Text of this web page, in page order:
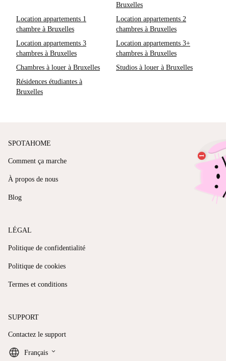
Bruxelles
Location appartements 1
chambre à Bruxelles
Location appartements 2
chambres à Bruxelles
Location appartements 3
chambres à Bruxelles
Location appartements 3+
chambres à Bruxelles
Chambres à louer à Bruxelles
Studios à louer à Bruxelles
Résidences étudiantes à
Bruxelles
SPOTAHOME
Comment ça marche
À propos de nous
Blog
LÉGAL
Politique de confidentialité
Politique de cookies
Termes et conditions
SUPPORT
Contactez le support
Français keyboard_arrow_down